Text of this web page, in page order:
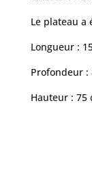
Le plateau
Longueur :
Profondeur :
Hauteur : 75